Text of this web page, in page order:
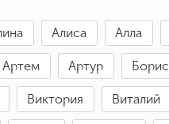
принтами
Алиса Алла
Артем Артур Борис
Виктория Виталий